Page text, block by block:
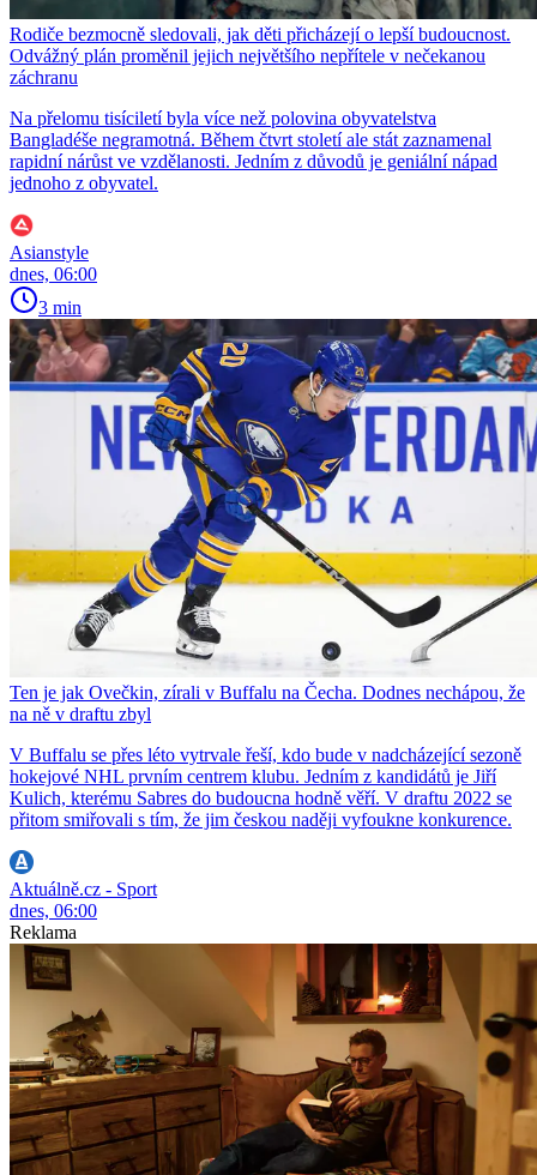
Rodiče bezmocně sledovali, jak děti přicházejí o lepší budoucnost.
Odvážný plán proměnil jejich největšího nepřítele v nečekanou
záchranu
Na přelomu tisíciletí byla více než polovina obyvatelstva
Bangladéše negramotná. Během čtvrt století ale stát zaznamenal
rapidní nárůst ve vzdělanosti. Jedním z důvodů je geniální nápad
jednoho z obyvatel.
Asianstyle
dnes, 06:00
3 min
Ten je jak Ovečkin, zírali v Buffalu na Čecha. Dodnes nechápou, že
na ně v draftu zbyl
V Buffalu se přes léto vytrvale řeší, kdo bude v nadcházející sezoně
hokejové NHL prvním centrem klubu. Jedním z kandidátů je Jiří
Kulich, kterému Sabres do budoucna hodně věří. V draftu 2022 se
přitom smiřovali s tím, že jim českou naději vyfoukne konkurence.
Aktuálně.cz - Sport
dnes, 06:00
Reklama